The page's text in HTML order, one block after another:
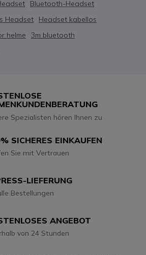
Bluetooth-Headset
Headset
Headset kabellos
helme
3m bluetooth
Spezialisten hören Ihnen zu
SICHERES EINKAUFEN
Sie mit Vertrauen
LIEFERUNG
Bestellungen
ANGEBOT
von 24 Stunden